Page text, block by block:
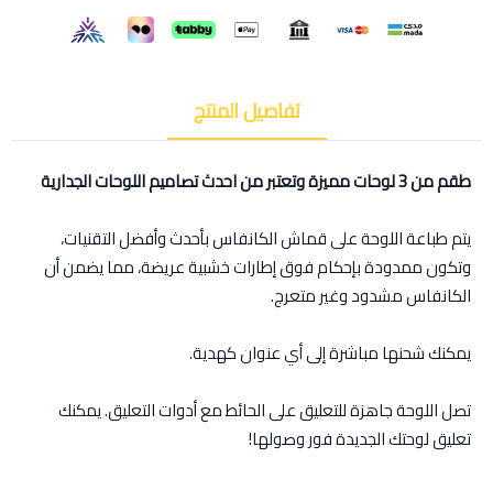
تفاصيل المنتج
طقم من 3 لوحات مميزة وتعتبر من احدث تصاميم اللوحات الجدارية
يتم طباعة اللوحة على قماش الكانفاس بأحدث وأفضل التقنيات،
وتكون ممدودة بإحكام فوق إطارات خشبية عريضة، مما يضمن أن
الكانفاس مشدود وغير متعرج.
يمكنك شحنها مباشرة إلى أي عنوان كهدية.
تصل اللوحة جاهزة للتعليق على الحائط مع أدوات التعليق. يمكنك
تعليق لوحتك الجديدة فور وصولها!